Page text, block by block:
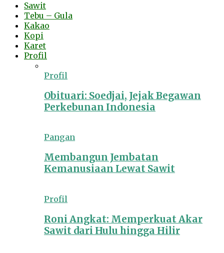
Sawit
Tebu – Gula
Kakao
Kopi
Karet
Profil
Profil
Obituari: Soedjai, Jejak Begawan
Perkebunan Indonesia
Pangan
Membangun Jembatan
Kemanusiaan Lewat Sawit
Profil
Roni Angkat: Memperkuat Akar
Sawit dari Hulu hingga Hilir